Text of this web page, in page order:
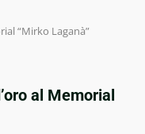
“Mirko Laganà”
al Memorial